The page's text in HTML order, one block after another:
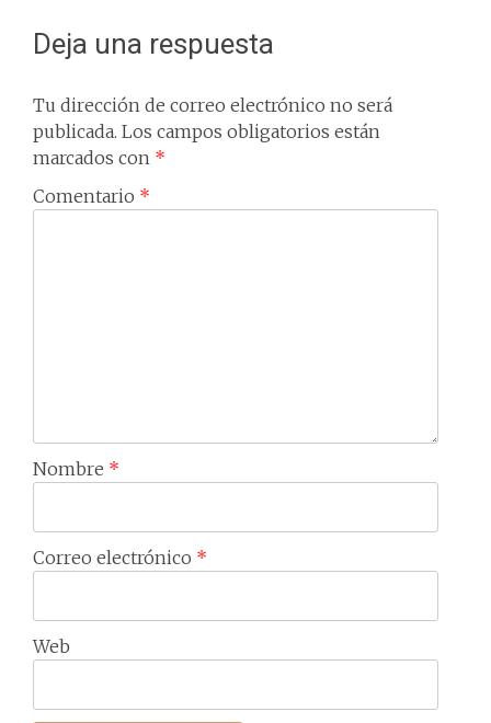
Deja una respuesta
Tu dirección de correo electrónico no será
publicada. Los campos obligatorios están
marcados con *
Comentario *
Nombre *
Correo electrónico *
Web